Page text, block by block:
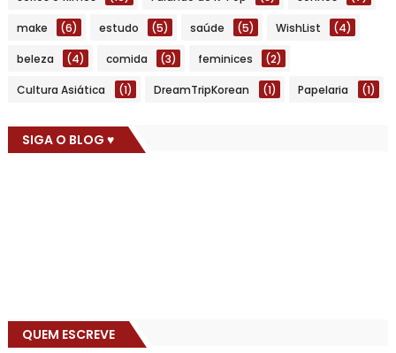
make (6) estudo (5) saúde (5) WishList (4)
beleza (4) comida (3) feminices (2)
Cultura Asiática (1) DreamTripKorean (1) Papelaria (1)
SIGA O BLOG ♥
QUEM ESCREVE